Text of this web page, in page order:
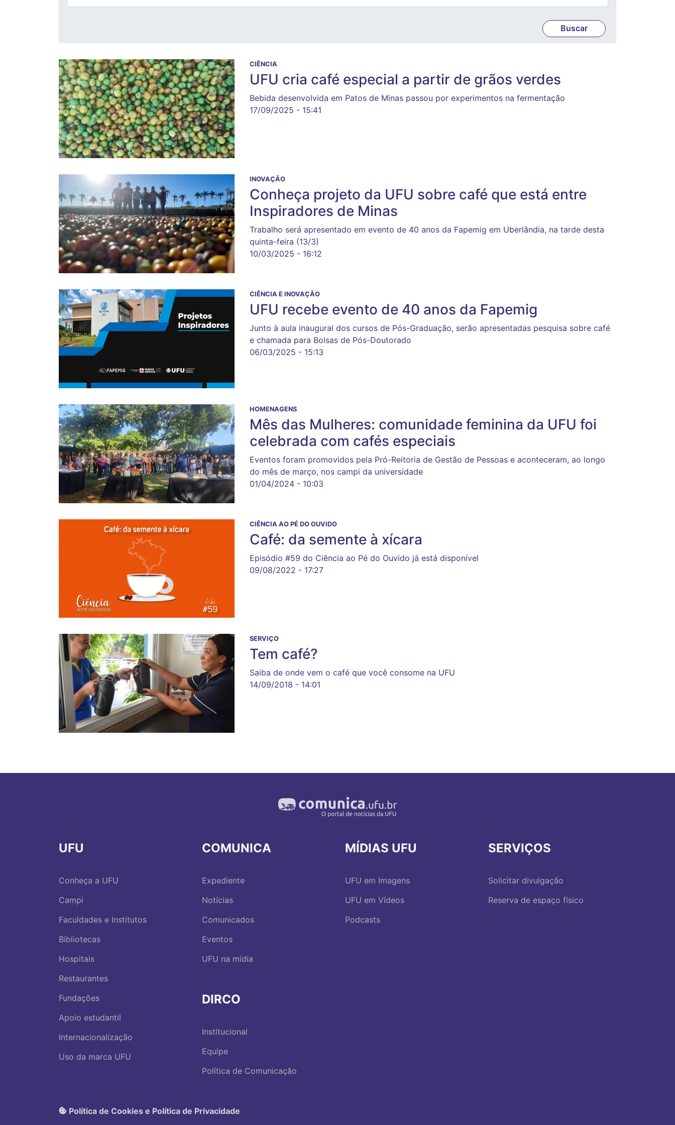
CIÊNCIA
UFU cria café especial a partir de grãos verdes
Bebida desenvolvida em Patos de Minas passou por experimentos na fermentação
17/09/2025 - 15:41
INOVAÇÃO
Conheça projeto da UFU sobre café que está entre
Inspiradores de Minas
Trabalho será apresentado em evento de 40 anos da Fapemig em Uberlândia, na tarde desta
quinta-feira (13/3)
10/03/2025 - 16:12
CIÊNCIA E INOVAÇÃO
UFU recebe evento de 40 anos da Fapemig
Junto à aula inaugural dos cursos de Pós-Graduação, serão apresentadas pesquisa sobre café
e chamada para Bolsas de Pós-Doutorado
06/03/2025 - 15:13
HOMENAGENS
Mês das Mulheres: comunidade feminina da UFU foi
celebrada com cafés especiais
Eventos foram promovidos pela Pró-Reitoria de Gestão de Pessoas e aconteceram, ao longo
do mês de março, nos campi da universidade
01/04/2024 - 10:03
CIÊNCIA AO PÉ DO OUVIDO
Café: da semente à xícara
Episódio #59 do Ciência ao Pé do Ouvido já está disponível
09/08/2022 - 17:27
SERVIÇO
Tem café?
Saiba de onde vem o café que você consome na UFU
14/09/2018 - 14:01
UFU
Conheça a UFU
Campi
Faculdades e Institutos
Bibliotecas
Hospitais
Restaurantes
Fundações
Apoio estudantil
Internacionalização
Uso da marca UFU
COMUNICA
Expediente
Notícias
Comunicados
Eventos
UFU na mídia
DIRCO
Institucional
Equipe
Política de Comunicação
MÍDIAS UFU
UFU em Imagens
UFU em Vídeos
Podcasts
SERVIÇOS
Solicitar divulgação
Reserva de espaço físico
Política de Cookies e Política de Privacidade